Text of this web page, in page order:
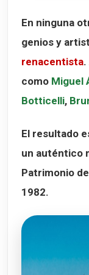
En ninguna
genios y
renacentista
como Miguel
Botticelli,
El resultado
un auténtico
Patrimonio
1982.